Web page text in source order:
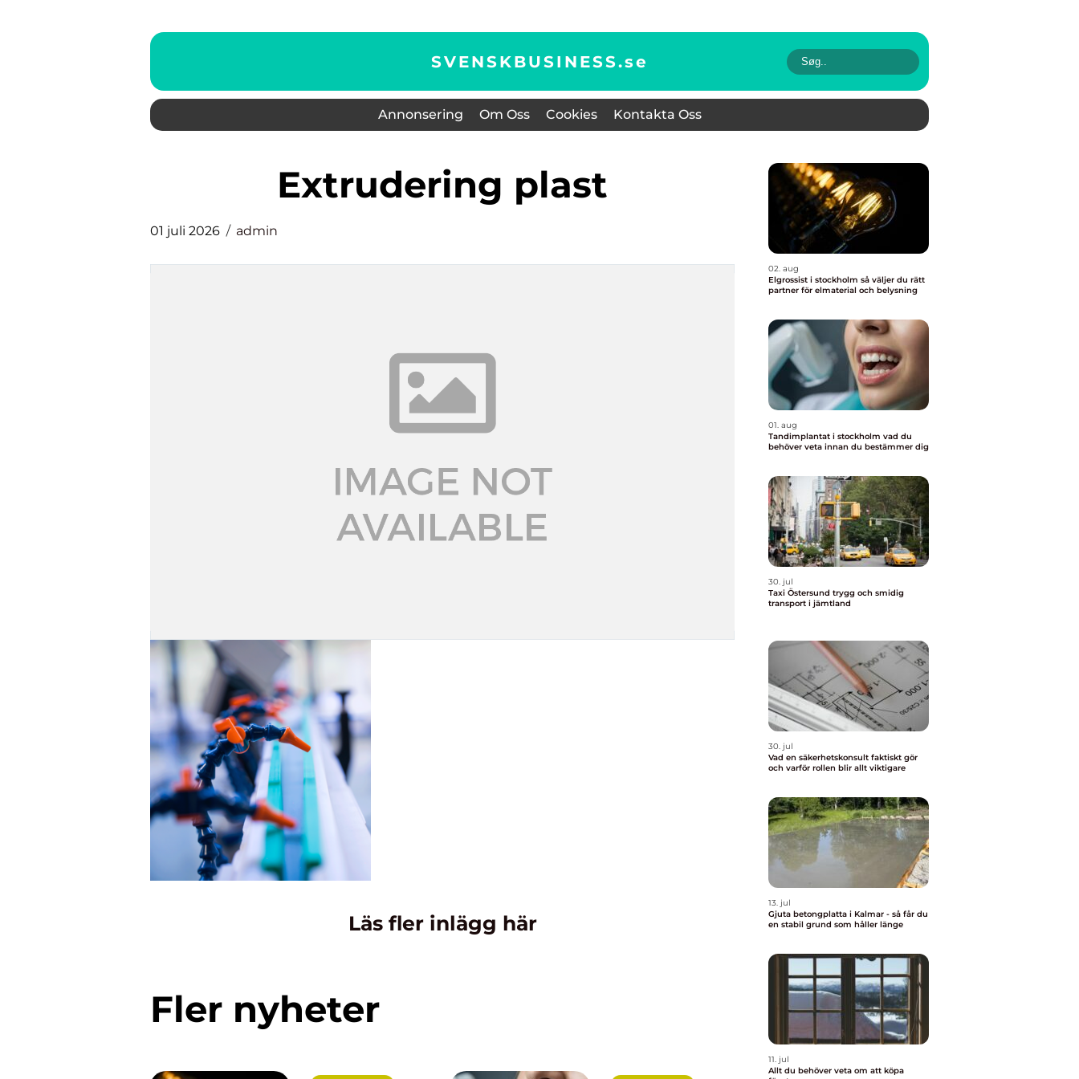
SVENSKBUSINESS.se
Annonsering Om Oss Cookies Kontakta Oss
extrudering plast
01 juli 2026 admin
Läs fler inlägg här
Fler nyheter
02. aug
Elgrossist i stockholm så väljer du rätt
partner för elmaterial och belysning
01. aug
Tandimplantat i stockholm vad du
behöver veta innan du bestämmer dig
30. jul
Taxi Östersund trygg och smidig
transport i jämtland
30. jul
Vad en säkerhetskonsult faktiskt gör
och varför rollen blir allt viktigare
13. jul
Gjuta betongplatta i Kalmar - så får du
en stabil grund som håller länge
11. jul
Allt du behöver veta om att köpa